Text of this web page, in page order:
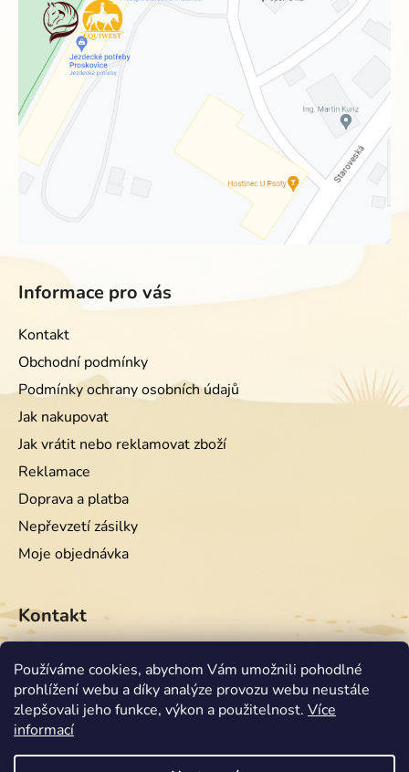
Používáme cookies, abychom Vám umožnili pohodlné
prohlížení webu a díky analýze provozu webu neustále
zlepšovali jeho funkce, výkon a použitelnost. Více
informací
Informace pro vás
Kontakt
Obchodní podmínky
Podmínky ochrany osobních údajů
Jak nakupovat
Jak vrátit nebo reklamovat zboží
Reklamace
Doprava a platba
Nepřevzetí zásilky
Moje objednávka
Kontakt
info @equiwest.cz
+420724001554